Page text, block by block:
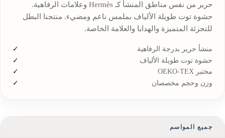
حرير من نفس مناطق المنشأ كـ Hermès وعلامات الرفاهية.
حشوة توت طويلة الألياف بملمس ناعم ومضيء. منتجنا البطل
للتجزئة المتميزة والهدايا والعلامة الخاصة.
منشأ حرير بدرجة الرفاهية
حشوة توت طويلة الألياف
مختبر OEKO-TEX
وزن وحجم مخصصان
جميع المواسم